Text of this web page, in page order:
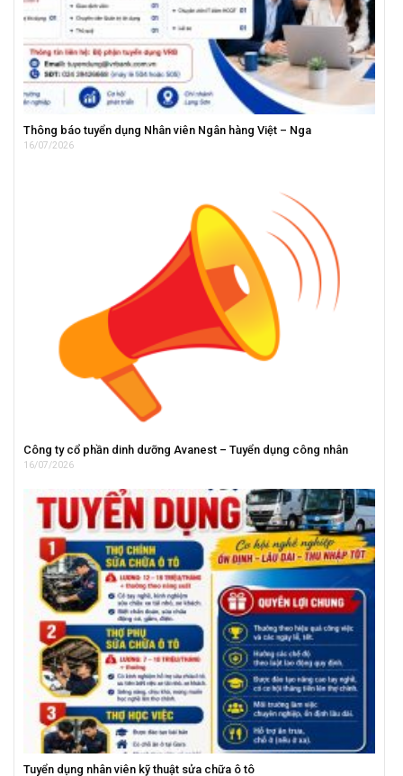
Thông báo tuyển dụng Nhân viên Ngân hàng Việt – Nga
16/07/2026
Công ty cổ phần dinh dưỡng Avanest – Tuyển dụng công nhân
16/07/2026
Tuyển dụng nhân viên kỹ thuật sửa chữa ô tô